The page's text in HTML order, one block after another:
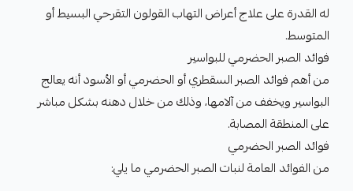
له القدرة على علاج أعراض التهاب القولون التقرحي البسيط أو
المتوسط.
فوائد الصبر الحضرمي للبواسير
من أهم فوائد الصبر السقطري أو الحضرمي أو الأسود أنه يعالج
البواسير ويخفف من آلامها، وذلك من خلال دهنه بشكل مباشر
على المنطقة المصابة.
فوائد الصبر الحضرمي
من الفوائد العامة لنبات الصبر الحضرمي ما يلي: